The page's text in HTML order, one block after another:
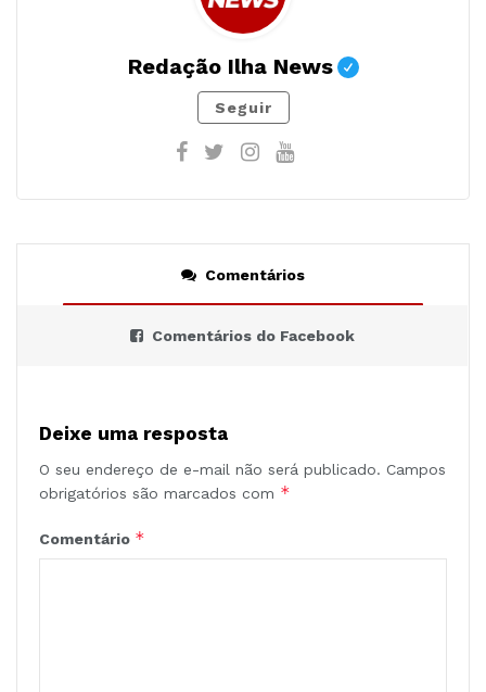
Redação Ilha News
Seguir
Comentários
Comentários do Facebook
Deixe uma resposta
O seu endereço de e-mail não será publicado. Campos
obrigatórios são marcados com *
Comentário *